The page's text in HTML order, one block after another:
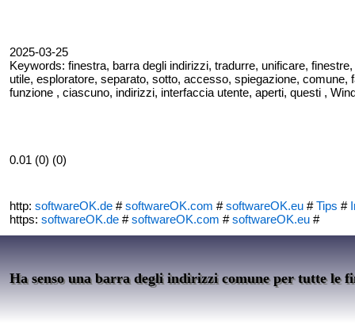
2025-03-25
Keywords: finestra, barra degli indirizzi, tradurre, unificare,
utile, esploratore, separato, sotto, accesso, spiegazione,
funzione , ciascuno, indirizzi, interfaccia utente, aperti, questi ,
0.01 (0) (0)
http: softwareOK.de #softwareOK.com #softwareOK.eu #Tips #
https: softwareOK.de #softwareOK.com #softwareOK.eu #
Ha senso una barra degli indirizzi comune per tutte le